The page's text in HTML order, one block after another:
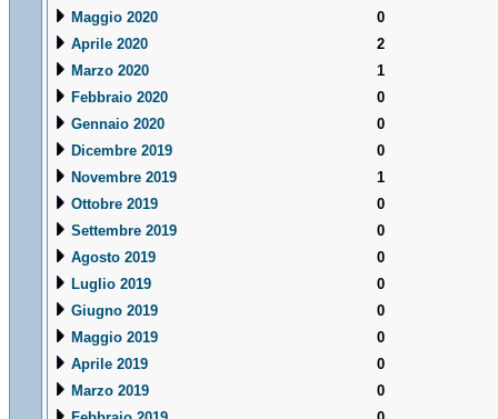
Maggio 2020
0
Aprile 2020
2
Marzo 2020
1
Febbraio 2020
0
Gennaio 2020
0
Dicembre 2019
0
Novembre 2019
1
Ottobre 2019
0
Settembre 2019
0
Agosto 2019
0
Luglio 2019
0
Giugno 2019
0
Maggio 2019
0
Aprile 2019
0
Marzo 2019
0